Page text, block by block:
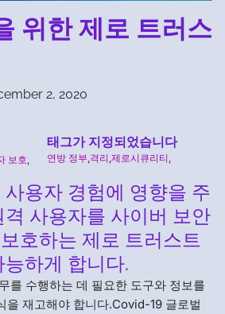
위한 제로 트러스
2, 2020
보호
태그가 지정되었습니다
연방 정부 격리 제로시큐리티
용자 경험에 영향을 주
사용자를 사이버 보안
호하는 제로 트러스트
하게 합니다.
를 수행하는 데 필요한 도구와 정보를
을 재고해야 합니다.Covid-19 글로벌